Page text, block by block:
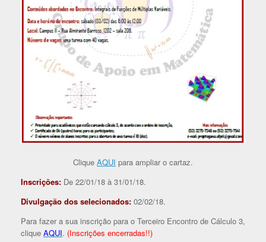
Clique AQUI para ampliar o cartaz.
Inscrições: De 22/01/18 à 31/01/18.
Divulgação dos selecionados: 02/02/18.
Para fazer a sua inscrição para o Terceiro Encontro de Cálculo 3,
clique AQUI. (Inscrições encerradas!!)